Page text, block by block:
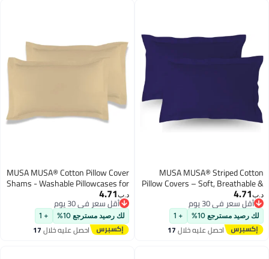
MUSA MUSA® Striped
Pillow Covers – Soft, Breathable
Hotel-Inspired Pillow Covers
Envelope Closure | Elegant
Oxford Frame Design for
& Home Décor (2, Navy, 50
4.71
أقل سعر في 30 يوم
أقل سعر في 30 يوم
لك رصيد مسترجع 10%
احصل عليه خلال17
اغسطس
MUSA MUSA® Cotton Pillow Cover
Shams - Washable Pillowcases for
Sofa Cushions, Bedrooms & Dorm
Decor | Hotel Quality Pillow Covers
with Envelope Closure & 5cm Side
Frame (2, Beige, 50 x 65cm)
د.ب‏4.71
أقل سعر في 30 يوم
أقل سعر في 30 يوم
لك رصيد مسترجع 10%
احصل عليه خلال17
اغسطس